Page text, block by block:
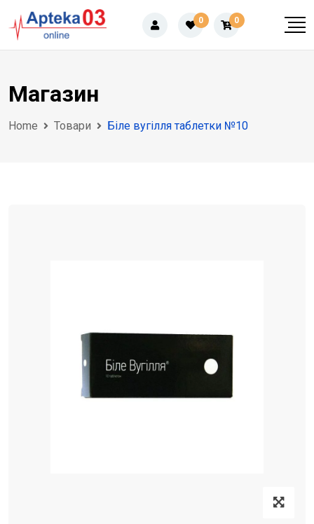
to
content
0 0
Магазин
Home Товари Біле вугілля таблетки №10